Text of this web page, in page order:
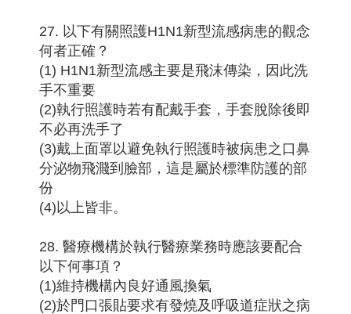
27. 以下有關照護H1N1新型流感病患的觀念
何者正確？
(1) H1N1新型流感主要是飛沫傳染，因此洗
手不重要
(2)執行照護時若有配戴手套，手套脫除後即
不必再洗手了
(3)戴上面罩以避免執行照護時被病患之口鼻
分泌物飛濺到臉部，這是屬於標準防護的部
份
(4)以上皆非。
28. 醫療機構於執行醫療業務時應該要配合
以下何事項？
(1)維持機構內良好通風換氣
(2)於門口張貼要求有發燒及呼吸道症狀之病